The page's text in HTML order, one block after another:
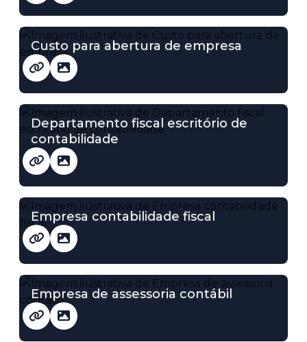
Custo para abertura de empresa
Departamento fiscal escritório de
contabilidade
Empresa contabilidade fiscal
Empresa de assessoria contábil